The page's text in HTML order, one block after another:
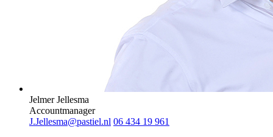
Jelmer Jellesma
Accountmanager
J.Jellesma@pastiel.nl 06 434 19 961